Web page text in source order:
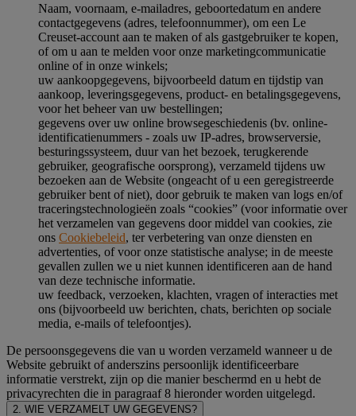
Naam, voornaam, e-mailadres, geboortedatum en andere
contactgegevens (adres, telefoonnummer), om een Le
Creuset-account aan te maken of als gastgebruiker te kopen,
of om u aan te melden voor onze marketingcommunicatie
online of in onze winkels;
uw aankoopgegevens, bijvoorbeeld datum en tijdstip van
aankoop, leveringsgegevens, product- en betalingsgegevens,
voor het beheer van uw bestellingen;
gegevens over uw online browsegeschiedenis (bv. online-
identificatienummers - zoals uw IP-adres, browserversie,
besturingssysteem, duur van het bezoek, terugkerende
gebruiker, geografische oorsprong), verzameld tijdens uw
bezoeken aan de Website (ongeacht of u een geregistreerde
gebruiker bent of niet), door gebruik te maken van logs en/of
traceringstechnologieën zoals “cookies” (voor informatie over
het verzamelen van gegevens door middel van cookies, zie
ons Cookiebeleid, ter verbetering van onze diensten en
advertenties, of voor onze statistische analyse; in de meeste
gevallen zullen we u niet kunnen identificeren aan de hand
van deze technische informatie.
uw feedback, verzoeken, klachten, vragen of interacties met
ons (bijvoorbeeld uw berichten, chats, berichten op sociale
media, e-mails of telefoontjes).
De persoonsgegevens die van u worden verzameld wanneer u de
Website gebruikt of anderszins persoonlijk identificeerbare
informatie verstrekt, zijn op die manier beschermd en u hebt de
privacyrechten die in paragraaf 8 hieronder worden uitgelegd.
2. WIE VERZAMELT UW GEGEVENS?